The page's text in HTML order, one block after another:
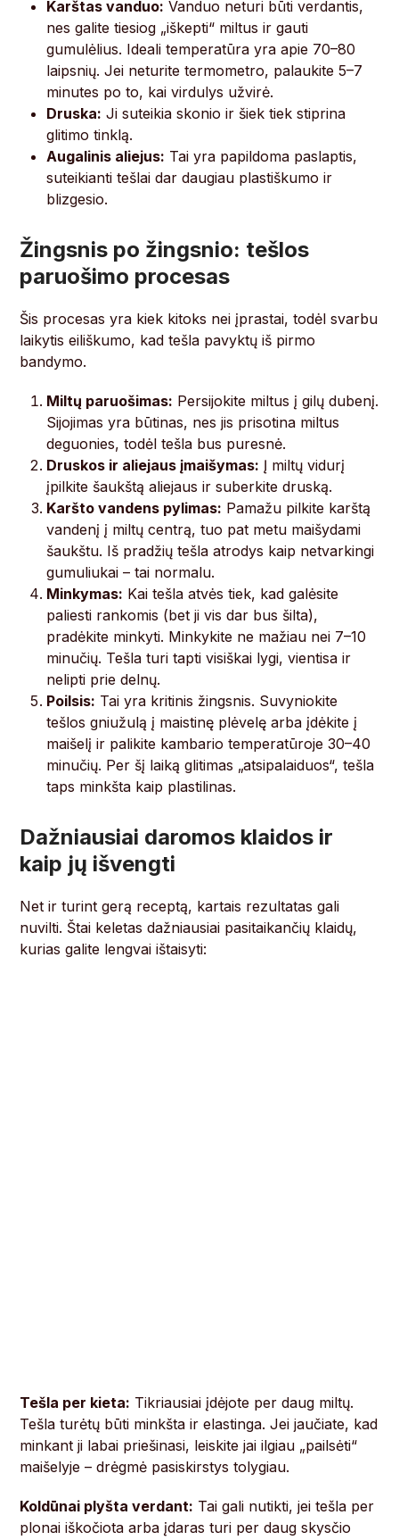
Karštas vanduo: Vanduo neturi būti verdantis,
nes galite tiesiog „iškepti“ miltus ir gauti
gumulėlius. Ideali temperatūra yra apie 70–80
laipsnių. Jei neturite termometro, palaukite 5–7
minutes po to, kai virdulys užvirė.
Druska: Ji suteikia skonio ir šiek tiek stiprina
glitimo tinklą.
Augalinis aliejus: Tai yra papildoma paslaptis,
suteikianti tešlai dar daugiau plastiškumo ir
blizgesio.
Žingsnis po žingsnio: tešlos
paruošimo procesas
Šis procesas yra kiek kitoks nei įprastai, todėl svarbu
laikytis eiliškumo, kad tešla pavyktų iš pirmo
bandymo.
Miltų paruošimas: Persijokite miltus į gilų dubenį.
Sijojimas yra būtinas, nes jis prisotina miltus
deguonies, todėl tešla bus puresnė.
Druskos ir aliejaus įmaišymas: Į miltų vidurį
įpilkite šaukštą aliejaus ir suberkite druską.
Karšto vandens pylimas: Pamažu pilkite karštą
vandenį į miltų centrą, tuo pat metu maišydami
šaukštu. Iš pradžių tešla atrodys kaip netvarkingi
gumuliukai – tai normalu.
Minkymas: Kai tešla atvės tiek, kad galėsite
paliesti rankomis (bet ji vis dar bus šilta),
pradėkite minkyti. Minkykite ne mažiau nei 7–10
minučių. Tešla turi tapti visiškai lygi, vientisa ir
nelipti prie delnų.
Poilsis: Tai yra kritinis žingsnis. Suvyniokite
tešlos gniužulą į maistinę plėvelę arba įdėkite į
maišelį ir palikite kambario temperatūroje 30–40
minučių. Per šį laiką glitimas „atsipalaiduos“, tešla
taps minkšta kaip plastilinas.
Dažniausiai daromos klaidos ir
kaip jų išvengti
Net ir turint gerą receptą, kartais rezultatas gali
nuvilti. Štai keletas dažniausiai pasitaikančių klaidų,
kurias galite lengvai ištaisyti:
Tešla per kieta: Tikriausiai įdėjote per daug miltų.
Tešla turėtų būti minkšta ir elastinga. Jei jaučiate, kad
minkant ji labai priešinasi, leiskite jai ilgiau „pailsėti“
maišelyje – drėgmė pasiskirstys tolygiau.
Koldūnai plyšta verdant: Tai gali nutikti, jei tešla per
plonai iškočiota arba įdaras turi per daug skysčio